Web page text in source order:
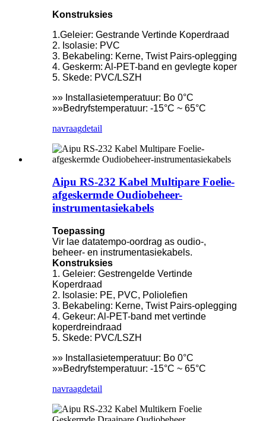
Konstruksies
1.Geleier: Gestrande Vertinde Koperdraad
2. Isolasie: PVC
3. Bekabeling: Kerne, Twist Pairs-oplegging
4. Geskerm: Al-PET-band en gevlegte koper
5. Skede: PVC/LSZH
»» Installasietemperatuur: Bo 0°C
»»Bedryfstemperatuur: -15°C ~ 65°C
navraagdetail
Aipu RS-232 Kabel Multipare Foelie-
afgeskermde Oudiobeheer-
instrumentasiekabels
Toepassing
Vir lae datatempo-oordrag as oudio-,
beheer- en instrumentasiekabels.
Konstruksies
1. Geleier: Gestrengelde Vertinde
Koperdraad
2. Isolasie: PE, PVC, Poliolefien
3. Bekabeling: Kerne, Twist Pairs-oplegging
4. Gekeur: Al-PET-band met vertinde
koperdreindraad
5. Skede: PVC/LSZH
»» Installasietemperatuur: Bo 0°C
»»Bedryfstemperatuur: -15°C ~ 65°C
navraagdetail